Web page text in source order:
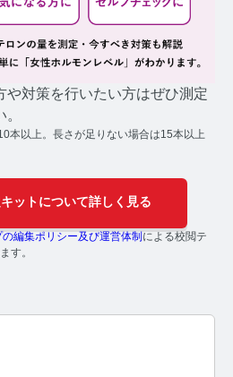
トについて知りたい方
毛髪ホルモン量測定キットの
ホルモン量測定キットのご紹
や対策を行いたい方はぜひ測定
本以上。長さが足りない場合は15本以上
ットについて詳しく見る
編集ポリシー及び運営体制 による校閲テ
す。